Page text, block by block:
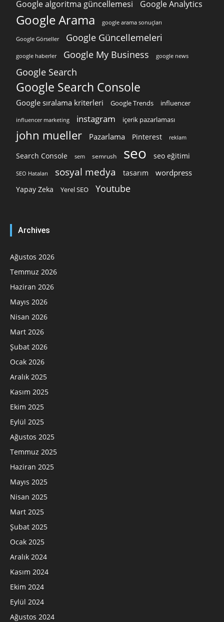
Google algoritma güncellemesi Google Analytics
Google Arama google arama sonuçları
Google Görseller Google Güncellemeleri
google haberler Google My Business google news
Google Search
Google Search Console
Google sıralama kriterleri Google Trends influencer
influencer marketing instagram içerik pazarlaması
john mueller Pazarlama Pinterest reklam
Search Console sem semrush seo seo eğitimi
SEO Hataları sosyal medya tasarım wordpress
Yapay Zeka Yerel SEO Youtube
Archives
Ağustos 2026
Temmuz 2026
Haziran 2026
Mayıs 2026
Nisan 2026
Mart 2026
Şubat 2026
Ocak 2026
Aralık 2025
Kasım 2025
Ekim 2025
Eylül 2025
Ağustos 2025
Temmuz 2025
Haziran 2025
Mayıs 2025
Nisan 2025
Mart 2025
Şubat 2025
Ocak 2025
Aralık 2024
Kasım 2024
Ekim 2024
Eylül 2024
Ağustos 2024